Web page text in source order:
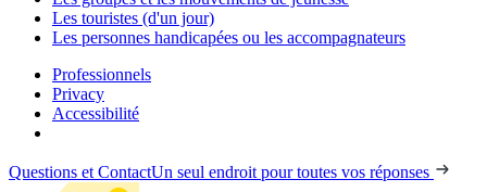
Les touristes (d'un jour)
Les personnes handicapées ou les accompagnateurs
Professionnels
Privacy
Accessibilité
Questions et ContactUn seul endroit pour toutes vos réponses